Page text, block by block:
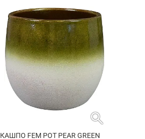
search
КАШПО FEM POT PEAR GREEN